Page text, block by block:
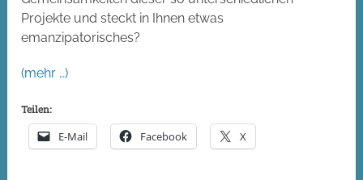
Projekte und steckt in Ihnen etwas
emanzipatorisches?
(mehr …)
Teilen:
E-Mail Facebook X